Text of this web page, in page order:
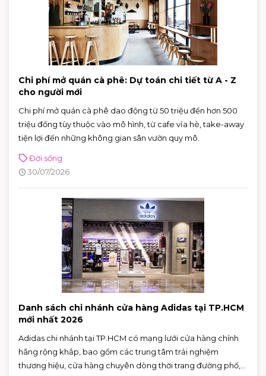
Chi phí mở quán cà phê: Dự toán chi tiết từ A - Z
cho người mới
Chi phí mở quán cà phê dao động từ 50 triệu đến hơn 500
triệu đồng tùy thuộc vào mô hình, từ cafe vỉa hè, take-away
tiện lợi đến những không gian sân vườn quy mô.
Đời sống
30/07/2026
Danh sách chi nhánh cửa hàng Adidas tại TP.HCM
mới nhất 2026
Adidas chi nhánh tại TP.HCM có mạng lưới cửa hàng chính
hãng rộng khắp, bao gồm các trung tâm trải nghiệm
thương hiệu, cửa hàng chuyên dòng thời trang đường phố,